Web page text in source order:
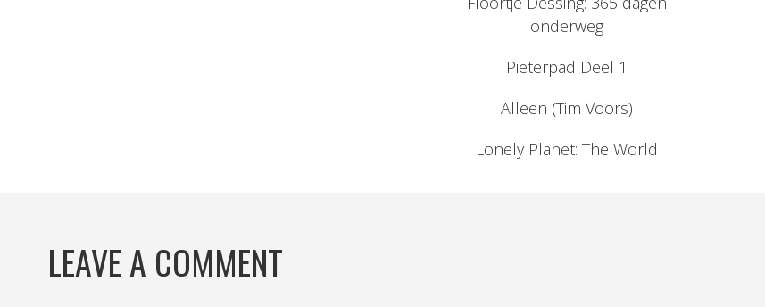
onderweg
Pieterpad Deel 1
Alleen (Tim Voors)
Lonely Planet: The World
LEAVE A COMMENT